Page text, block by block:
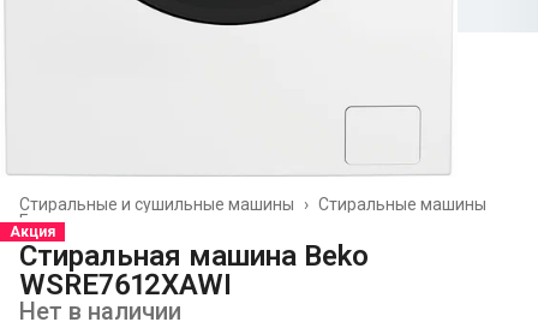
Стиральные машины
Стиральные и сушильные машины
›
Главная
Акция
Стиральная машина Beko
WSRE7612XAWI
Нет в наличии